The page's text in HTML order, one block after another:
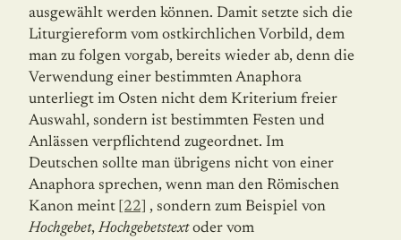
ausgewählt werden können. Damit setzte sich die
Liturgiereform vom ostkirchlichen Vorbild, dem
man zu folgen vorgab, bereits wieder ab, denn die
Verwendung einer bestimmten Anaphora
unterliegt im Osten nicht dem Kriterium freier
Auswahl, sondern ist bestimmten Festen und
Anlässen verpflichtend zugeordnet. Im
Deutschen sollte man übrigens nicht von einer
Anaphora sprechen, wenn man den Römischen
Kanon meint [22]
, sondern zum Beispiel von
Hochgebet, Hochgebetstextoder vom